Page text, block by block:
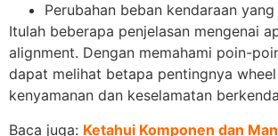
Perubahan beban kendaraan
Itulah beberapa penjelasan mengenai
alignment. Dengan memahami poin-
dapat melihat betapa pentingnya
kenyamanan dan keselamatan
Baca juga: Ketahui Komponen dan